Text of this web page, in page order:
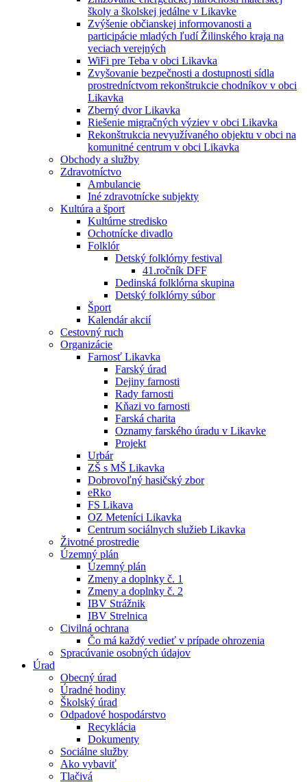
školy a školskej jedálne v Likavke
Zvýšenie občianskej informovanosti a
participácie mladých ľudí Žilinského kraja na
veciach verejných
WiFi pre Teba v obci Likavka
Zvyšovanie bezpečnosti a dostupnosti sídla
prostredníctvom rekonštrukcie chodníkov v obci
Likavka
Zberný dvor Likavka
Riešenie migračných výziev v obci Likavka
Rekonštrukcia nevyužívaného objektu v obci na
komunitné centrum v obci Likavka
Obchody a služby
Zdravotníctvo
Ambulancie
Iné zdravotnícke subjekty
Kultúra a šport
Kultúrne stredisko
Ochotnícke divadlo
Folklór
Detský folklórny festival
41.ročník DFF
Dedinská folklórna skupina
Detský folklórny súbor
Šport
Kalendár akcií
Cestovný ruch
Organizácie
Farnosť Likavka
Farský úrad
Dejiny farnosti
Rady farnosti
Kňazi vo farnosti
Farská charita
Oznamy farského úradu v Likavke
Projekt
Urbár
ZŠ s MŠ Likavka
Dobrovoľný hasičský zbor
eRko
FS Likava
OZ Meteníci Likavka
Centrum sociálnych služieb Likavka
Životné prostredie
Územný plán
Územný plán
Zmeny a doplnky č. 1
Zmeny a doplnky č. 2
IBV Strážnik
IBV Strelnica
Civilná ochrana
Čo má každý vedieť v prípade ohrozenia
Spracúvanie osobných údajov
Úrad
Obecný úrad
Úradné hodiny
Školský úrad
Odpadové hospodárstvo
Recyklácia
Dokumenty
Sociálne služby
Ako vybaviť
Tlačivá